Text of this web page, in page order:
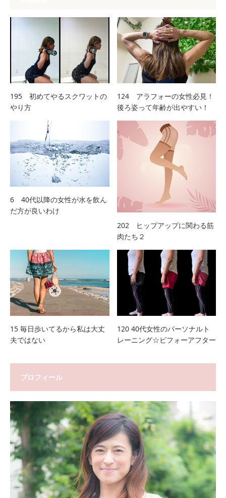
195 初めてやるスクワットの
やり方
124 アラフォーの女性必見！
後ろ姿って年齢が出やすい！
6 40代以降の女性が水を飲ん
だ方が良いわけ
202 ヒップアップに関わる筋
肉たち２
15 毎日歩いてるから私は大丈
夫ではない
120 40代女性のパーソナルト
レーニング☆ビフォーアフター
プロフィール